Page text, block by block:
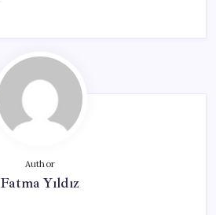
Author
Fatma Yıldız